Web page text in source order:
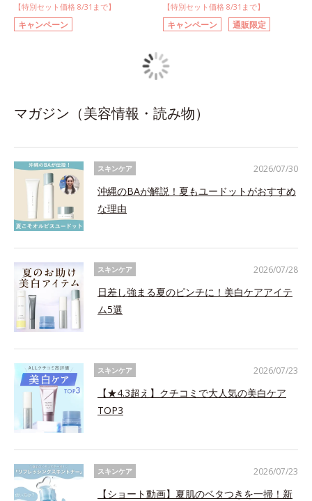
【特別セット価格 8/31まで】
キャンペーン
【特別セット価格 8/31まで】
キャンペーン 通販限定
マガジン（美容情報・読み物）
スキンケア
沖縄のBAが解説！夏もユードットがおすすめ
な理由
2026/07/30
スキンケア
日差し強まる夏のピンチに！美白ケアアイテ
ム5選
2026/07/28
スキンケア
【★4.3超え】クチコミで大人気の美白ケア
TOP3
2026/07/23
スキンケア
【ショート動画】夏肌のベタつきを一掃！新
2026/07/23